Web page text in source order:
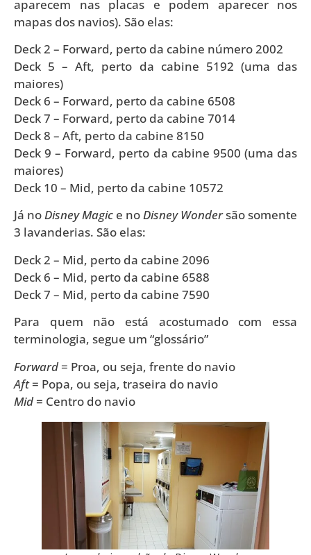
aparecem nas placas e podem aparecer nos
mapas dos navios). São elas:
Deck 2 – Forward, perto da cabine número 2002
Deck 5 – Aft, perto da cabine 5192 (uma das
maiores)
Deck 6 – Forward, perto da cabine 6508
Deck 7 – Forward, perto da cabine 7014
Deck 8 – Aft, perto da cabine 8150
Deck 9 – Forward, perto da cabine 9500 (uma das
maiores)
Deck 10 – Mid, perto da cabine 10572
Já noDisney Magic e noDisney Wondersão somente
3 lavanderias. São elas:
Deck 2 – Mid, perto da cabine 2096
Deck 6 – Mid, perto da cabine 6588
Deck 7 – Mid, perto da cabine 7590
Para quem não está acostumado com essa
terminologia, segue um “glossário”
Forward= Proa, ou seja, frente do navio
Aft= Popa, ou seja, traseira do navio
Mid= Centro do navio